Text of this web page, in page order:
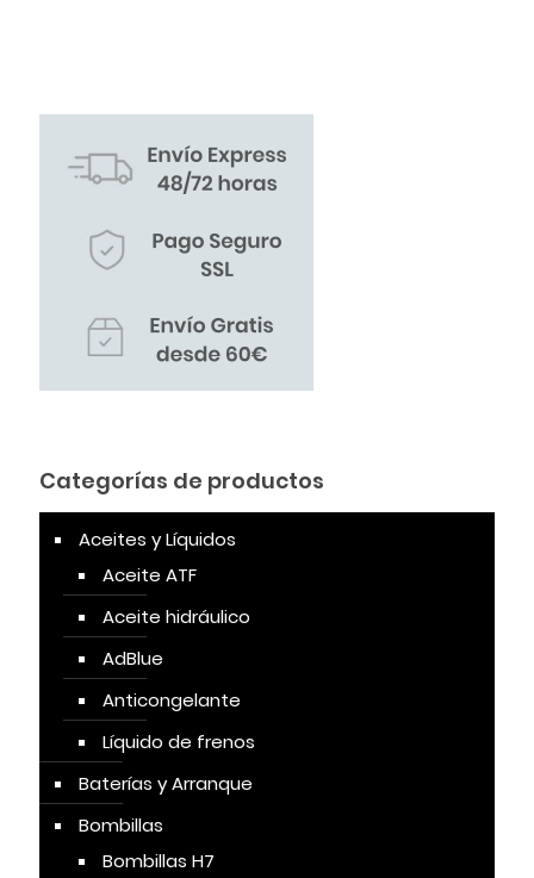
Categorías de productos
Aceites y Líquidos
Aceite ATF
Aceite hidráulico
AdBlue
Anticongelante
Líquido de frenos
Baterías y Arranque
Bombillas
Bombillas H7